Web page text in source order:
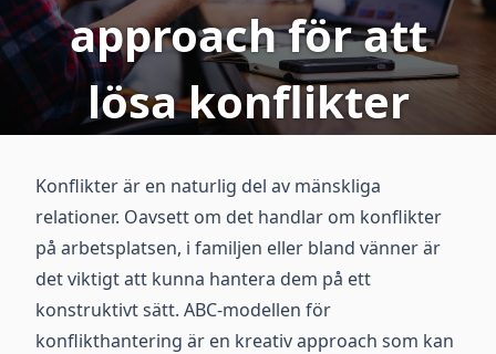
approach för att
lösa konflikter
Konflikter är en naturlig del av mänskliga
relationer. Oavsett om det handlar om konflikter
på arbetsplatsen, i familjen eller bland vänner är
det viktigt att kunna hantera dem på ett
konstruktivt sätt. ABC-modellen för
konflikthantering är en kreativ approach som kan